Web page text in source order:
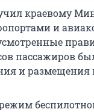
краевому
и
пассажиров
и размещения